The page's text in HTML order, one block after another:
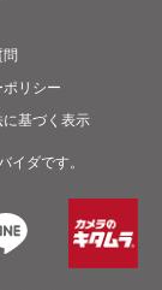
問
リシー
基づく表示
イダです。